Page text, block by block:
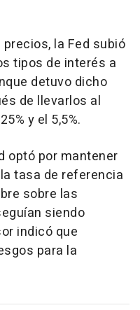
la Fed subió
tipos de interés a
detuvo dicho
de llevarlos al
y el 5,5%.
optó por mantener
tasa de referencia
sobre las
siendo
indicó que
para la